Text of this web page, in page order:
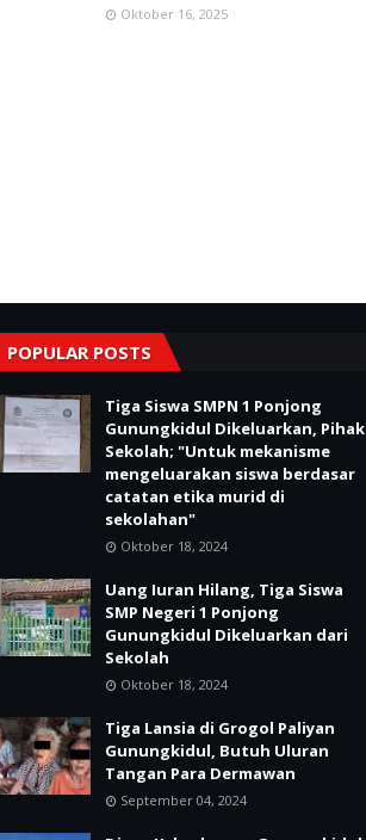
Oktober 16, 2025
POPULAR POSTS
Tiga Siswa SMPN 1 Ponjong
Gunungkidul Dikeluarkan, Pihak
Sekolah; "Untuk mekanisme
mengeluarakan siswa berdasar
catatan etika murid di
sekolahan"
Oktober 18, 2024
Uang Iuran Hilang, Tiga Siswa
SMP Negeri 1 Ponjong
Gunungkidul Dikeluarkan dari
Sekolah
Oktober 18, 2024
Tiga Lansia di Grogol Paliyan
Gunungkidul, Butuh Uluran
Tangan Para Dermawan
September 04, 2024